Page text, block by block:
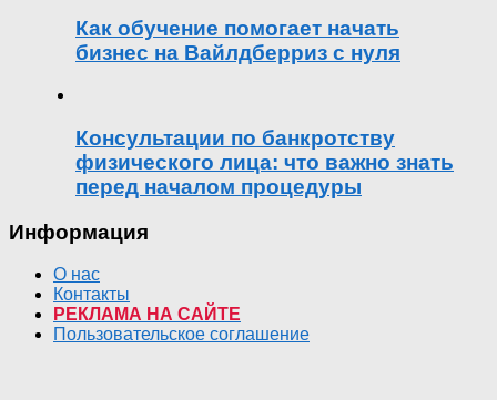
Как обучение помогает начать
бизнес на Вайлдберриз с нуля
Консультации по банкротству
физического лица: что важно знать
перед началом процедуры
Информация
О нас
Контакты
РЕКЛАМА НА САЙТЕ
Пользовательское соглашение